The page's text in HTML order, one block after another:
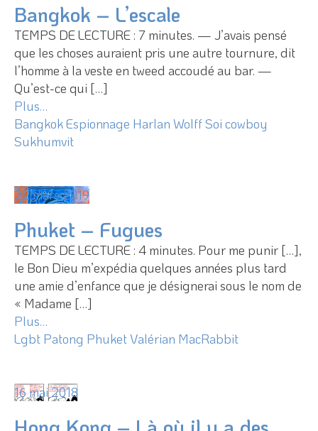
Bangkok – L’escale
TEMPS DE LECTURE : 7 minutes. — J’avais pensé
que les choses auraient pris une autre tournure, dit
l’homme à la veste en tweed accoudé au bar. —
Qu’est-ce qui […]
Plus…
BangkokEspionnage Harlan WolffSoi cowboy
Sukhumvit
22 mars 2019
Phuket – Fugues
TEMPS DE LECTURE : 4 minutes. Pour me punir […],
le Bon Dieu m’expédia quelques années plus tard
une amie d’enfance que je désignerai sous le nom de
« Madame […]
Plus…
Lgbt Patong PhuketValérian MacRabbit
16 mai 2018